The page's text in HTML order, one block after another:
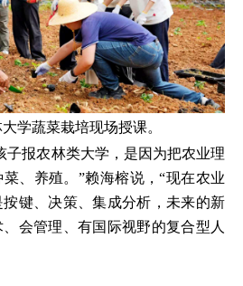
学蔬菜栽培现场授课。
子报农林类大学，是因为把农业理
、养殖。”赖海榕说，“现在农业
键、决策、集成分析，未来的新
会管理、有国际视野的复合型人